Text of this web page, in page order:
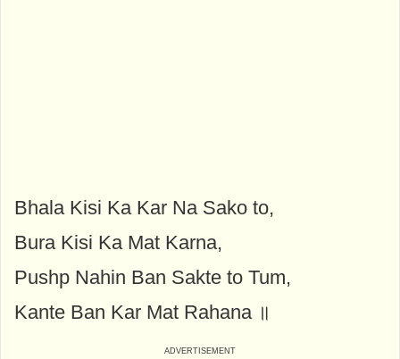
Bhala Kisi Ka Kar Na Sako to,
Bura Kisi Ka Mat Karna,
Pushp Nahin Ban Sakte to Tum,
Kante Ban Kar Mat Rahana ॥